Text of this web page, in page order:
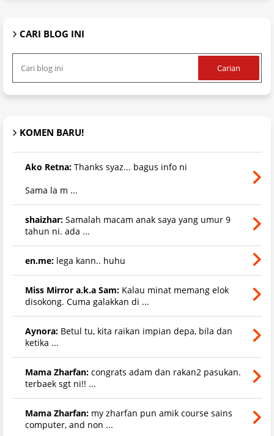
CARI BLOG INI
KOMEN BARU!
Ako Retna: Thanks syaz... bagus info ni
Sama la m ...
shaizhar: Samalah macam anak saya yang umur 9
tahun ni. ada ...
en.me: lega kann.. huhu
Miss Mirror a.k.a Sam: Kalau minat memang elok
disokong. Cuma galakkan di ...
Aynora: Betul tu, kita raikan impian depa, bila dan
ketika ...
Mama Zharfan: congrats adam dan rakan2 pasukan.
terbaek sgt ni!! ...
Mama Zharfan: my zharfan pun amik course sains
computer, and non ...